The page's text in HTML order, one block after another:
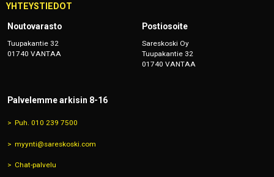
YHTEYSTIEDOT
Noutovarasto
Tuupakantie 32
01740 VANTAA
Postiosoite
Sareskoski Oy
Tuupakantie 32
01740 VANTAA
Palvelemme arkisin 8-16
Puh. 010 239 7500
myynti@sareskoski.com
Chat-palvelu